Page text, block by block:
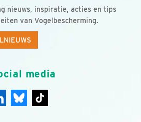
nieuws, inspiratie, acties en tips
van Vogelbescherming.
media